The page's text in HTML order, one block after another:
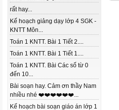
rất hay...
Kế hoạch giảng dạy lớp 4 SGK -
KNTT Môn...
Toán 1 KNTT. Bài 1 Tiết 2....
Toán 1 KNTT. Bài 1 Tiết 1....
Toán 1 KNTT. Bài Các số từ 0
đến 10...
Bài soạn hay. Cảm ơn thầy Nam
nhiều nhé ❤️❤️❤️❤️❤️❤️...
Kế hoạch bài soạn giáo án lớp 1